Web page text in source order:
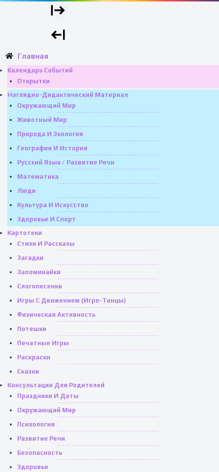
Главная
Календарь Событий
Открытки
Наглядно-Дидактический Материал
Окружающий Мир
Животный Мир
Природа И Экология
География И История
Русский Язык / Развитие Речи
Математика
Люди
Культура И Искусство
Здоровье И Спорт
Картотеки
Стихи И Рассказы
Загадки
Запоминайки
Слогопесенки
Игры С Движением (игро-Танцы)
Физическая Активность
Потешки
Печатные Игры
Раскраски
Сказки
Консультации Для Родителей
Праздники И Даты
Окружающий Мир
Психология
Развитие Речи
Безопасность
Здоровье